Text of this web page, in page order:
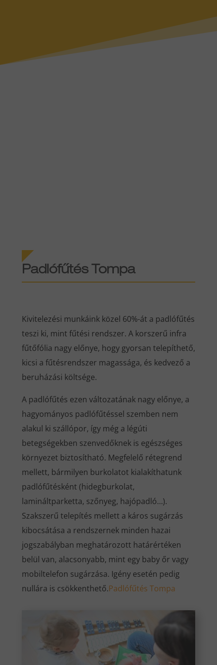
Padlófűtés Tompa
Kivitelezési munkáink közel 60%-át a padlófűtés
teszi ki, mint fűtési rendszer. A korszerű infra
fűtőfólia nagy előnye, hogy gyorsan telepíthető,
kicsi a fűtésrendszer magassága, és kedvező a
beruházási költsége.
A padlófűtés ezen változatának nagy előnye, a
hagyományos padlófűtéssel szemben nem
alakul ki szállópor, így még a légúti
betegségekben szenvedőknek is egészséges
környezet biztosítható. Megfelelő rétegrend
mellett, bármilyen burkolatot kialakíthatunk
padlófűtésként (hidegburkolat,
lamináltparketta, szőnyeg, hajópadló…).
Szakszerű telepítés mellett a káros sugárzás
kibocsátása a rendszernek minden hazai
jogszabályban meghatározott határértéken
belül van, alacsonyabb, mint egy baby őr vagy
mobiltelefon sugárzása. Igény esetén pedig
nullára is csökkenthető.Padlófűtés Tompa